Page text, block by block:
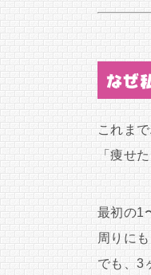
なぜ
これま
「痩せ
最初の1
周りに
でも、3